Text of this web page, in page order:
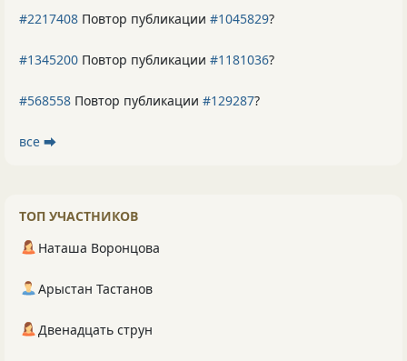
#2217408 Повтор публикации #1045829?
#1345200 Повтор публикации #1181036?
#568558 Повтор публикации #129287?
все ⮕
ТОП УЧАСТНИКОВ
Наташа Воронцова
Арыстан Тастанов
Двенадцать струн